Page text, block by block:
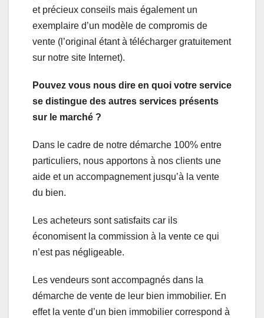
et précieux conseils mais également un
exemplaire d’un modèle de compromis de
vente (l’original étant à télécharger gratuitement
sur notre site Internet).
Pouvez vous nous dire en quoi votre service
se distingue des autres services présents
sur le marché ?
Dans le cadre de notre démarche 100% entre
particuliers, nous apportons à nos clients une
aide et un accompagnement jusqu’à la vente
du bien.
Les acheteurs sont satisfaits car ils
économisent la commission à la vente ce qui
n’est pas négligeable.
Les vendeurs sont accompagnés dans la
démarche de vente de leur bien immobilier. En
effet la vente d’un bien immobilier correspond à